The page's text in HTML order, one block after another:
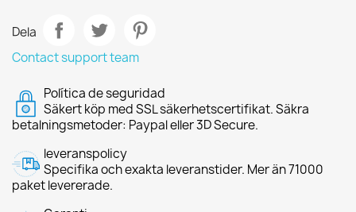
Dela
Contact support team
Política de seguridad
Säkert köp med SSL säkerhetscertifikat. Säkra
betalningsmetoder: Paypal eller 3D Secure.
leveranspolicy
Specifika och exakta leveranstider. Mer än 71000
paket levererade.